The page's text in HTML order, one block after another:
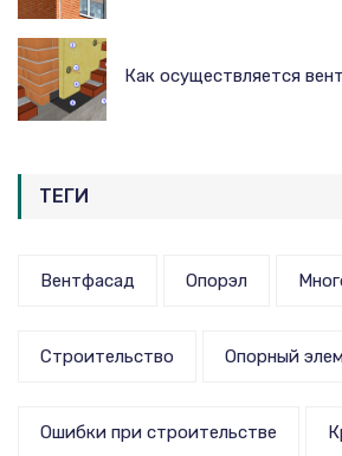
Как осуществляется
ТЕГИ
Вентфасад Опорэл
Строительство Опорный
Ошибки при строительстве